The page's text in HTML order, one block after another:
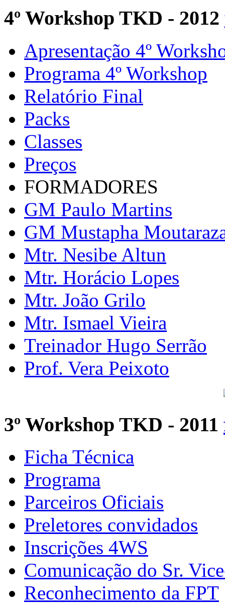
4º Workshop TKD - 2012
Apresentação 4º
Programa 4º Workshop
Relatório Final
Packs
Classes
Preços
FORMADORES
GM Paulo Martins
GM Mustapha
Mtr. Nesibe Altun
Mtr. Horácio Lopes
Mtr. João Grilo
Mtr. Ismael Vieira
Treinador Hugo Serrão
Prof. Vera Peixoto
3º Workshop TKD - 2011
Ficha Técnica
Programa
Parceiros Oficiais
Preletores convidados
Inscrições 4WS
Comunicação do Sr.
Reconhecimento da FPT